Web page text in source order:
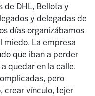
de DHL, Bellota y
y delegadas de
días organizábamos
miedo. La empresa
que iban a perder
quedar en la calle.
pero
crear vínculo, tejer